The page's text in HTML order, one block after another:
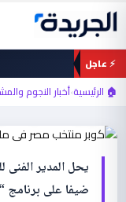
تخطي
المحتوى
⚡ عاجل
🏠 الرئيسية›أخبار النجوم
أخبار النجوم والمشاهير
يحل المدير الفنى
ضيفا على برنامج